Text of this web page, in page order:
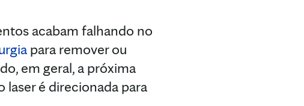
acabam falhando no
para remover ou
em geral, a próxima
laser é direcionada para